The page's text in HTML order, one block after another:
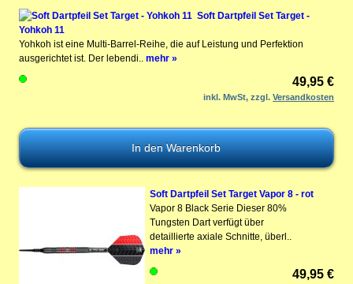
Soft Dartpfeil Set Target -
Yohkoh 11
Yohkoh ist eine Multi-Barrel-Reihe, die auf Leistung und Perfektion
ausgerichtet ist. Der lebendi.. mehr »
49,95 €
inkl. MwSt, zzgl.Versandkosten
Soft Dartpfeil Set Target Vapor 8 - rot
Vapor 8 Black Serie Dieser 80%
Tungsten Dart verfügt über
detaillierte axiale Schnitte, überl..
mehr »
49,95 €